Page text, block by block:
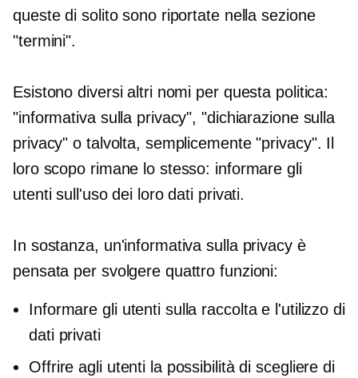
queste di solito sono riportate nella sezione
"termini".
Esistono diversi altri nomi per questa politica:
"informativa sulla privacy", "dichiarazione sulla
privacy" o talvolta, semplicemente "privacy". Il
loro scopo rimane lo stesso: informare gli
utenti sull'uso dei loro dati privati.
In sostanza, un'informativa sulla privacy è
pensata per svolgere quattro funzioni:
Informare gli utenti sulla raccolta e l'utilizzo di
dati privati
Offrire agli utenti la possibilità di scegliere di